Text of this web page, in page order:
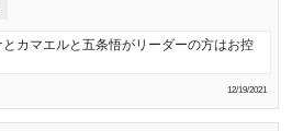
カマエルと五条悟がリーダーの方はお控
12/19/2021